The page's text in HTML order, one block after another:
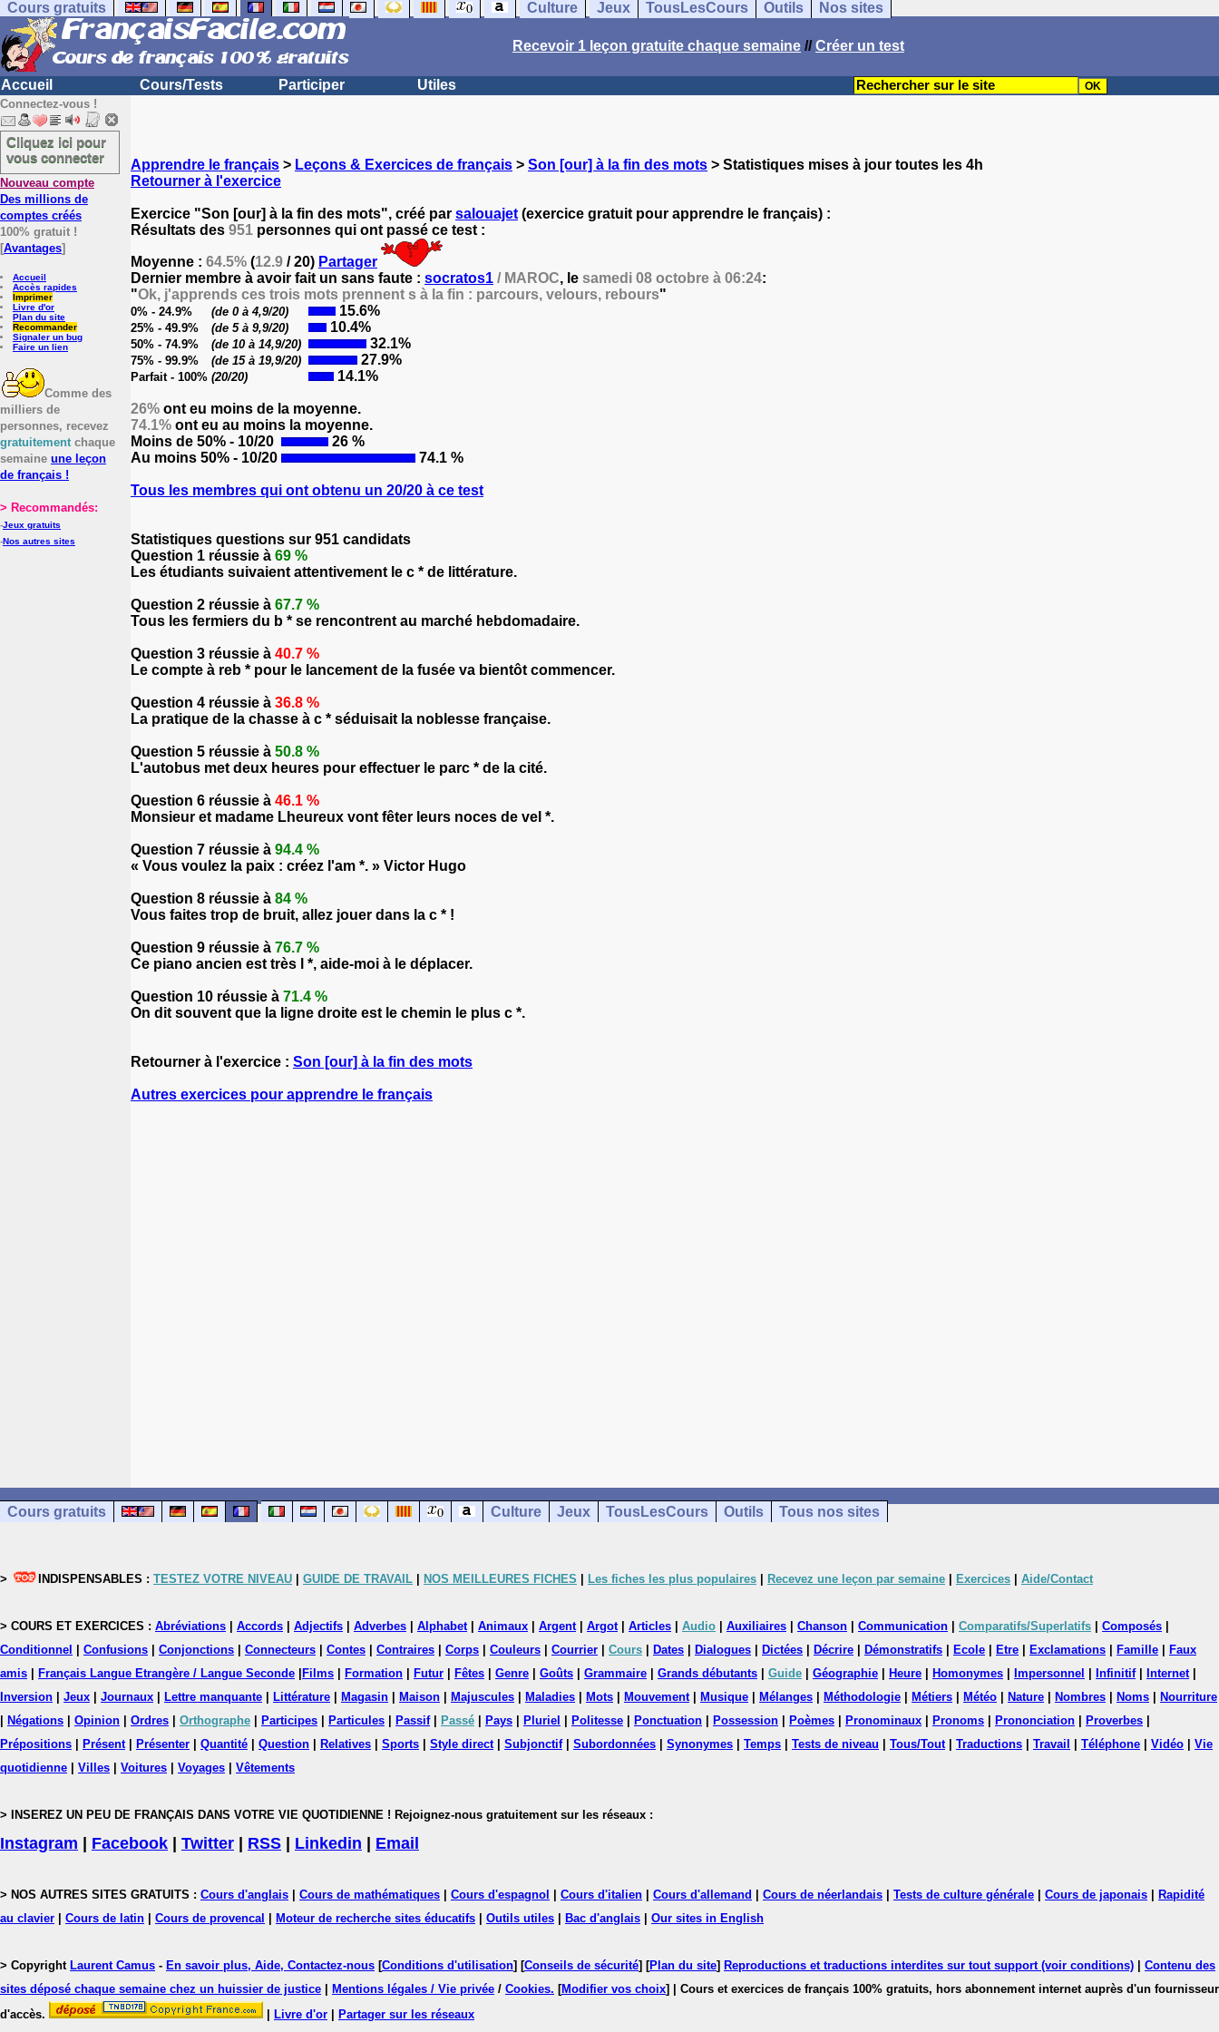
Cours gratuits Culture Jeux TousLesCours Outils Nos sites
Recevoir 1 leçon gratuite chaque semaine //Créer un test
Accueil Cours/Tests Participer Utiles
Connectez-vous !
Cliquez ici pour
vous connecter
Nouveau compte
Des millions de
comptes créés
100% gratuit !
[Avantages]
Accueil
Accès rapides
Imprimer
Livre d'or
Plan du site
Recommander
Signaler un bug
Faire un lien
Comme des
milliers de
personnes, recevez
gratuitementchaque
semaine une leçon
de français !
> Recommandés:
-Jeux gratuits
-Nos autres sites
Apprendre le français > Leçons & Exercices de français > Son [our] à la fin des mots > Statistiques mises à jour toutes les 4h
Retourner à l'exercice
Exercice "Son [our] à la fin des mots", créé par salouajet (exercice gratuit pour apprendre le français) :
Résultats des 951 personnes qui ont passé ce test :
Moyenne : 64.5% (12.9 / 20) Partager
Dernier membre à avoir fait un sans faute : socratos1 / MAROC, le samedi 08 octobre à 06:24:
"Ok, j'apprends ces trois mots prennent s à la fin : parcours, velours, rebours"
0% - 24.9% (de 0 à 4,9/20) 15.6%
25% - 49.9% (de 5 à 9,9/20) 10.4%
50% - 74.9% (de 10 à 14,9/20) 32.1%
75% - 99.9% (de 15 à 19,9/20) 27.9%
Parfait - 100% (20/20) 14.1%
26% ont eu moins de la moyenne.
74.1% ont eu au moins la moyenne.
Moins de 50% - 10/20
26 %
Au moins 50% - 10/20
74.1 %
Tous les membres qui ont obtenu un 20/20 à ce test
Statistiques questions sur 951 candidats
Question 1 réussie à 69 %
Les étudiants suivaient attentivement le c * de littérature.
Question 2 réussie à 67.7 %
Tous les fermiers du b * se rencontrent au marché hebdomadaire.
Question 3 réussie à 40.7 %
Le compte à reb * pour le lancement de la fusée va bientôt commencer.
Question 4 réussie à 36.8 %
La pratique de la chasse à c * séduisait la noblesse française.
Question 5 réussie à 50.8 %
L'autobus met deux heures pour effectuer le parc * de la cité.
Question 6 réussie à 46.1 %
Monsieur et madame Lheureux vont fêter leurs noces de vel *.
Question 7 réussie à 94.4 %
« Vous voulez la paix : créez l'am *. » Victor Hugo
Question 8 réussie à 84 %
Vous faites trop de bruit, allez jouer dans la c * !
Question 9 réussie à 76.7 %
Ce piano ancien est très l *, aide-moi à le déplacer.
Question 10 réussie à 71.4 %
On dit souvent que la ligne droite est le chemin le plus c *.
Retourner à l'exercice : Son [our] à la fin des mots
Autres exercices pour apprendre le français
Cours gratuits Culture Jeux TousLesCours Outils Tous nos sites
> INDISPENSABLES : TESTEZ VOTRE NIVEAU GUIDE DE TRAVAIL NOS MEILLEURES FICHES Les fiches les plus populaires Recevez une leçon par semaine Exercices Aide/Contact
> COURS ET EXERCICES : Abréviations Accords Adjectifs Adverbes Alphabet| Animaux Argent| Argot| Articles Audio Auxiliaires Chanson Communication Comparatifs/Superlatifs Composés
Conditionnel
Confusions Conjonctions Connecteurs Contes Contraires Corps Couleurs Courrier Cours Dates Dialogues Dictées Décrire Démonstratifs Ecole Etre Exclamations Famille
Faux
amis
Français Langue Etrangère / Langue Seconde Films Formation Futur Fêtes Genre Goûts Grammaire Grands débutants Guide Géographie Heure Homonymes Impersonnel Infinitif| Internet|
Inversion
Jeux Journaux Lettre manquante Littérature Magasin Maison Majuscules Maladies Mots Mouvement| Musique Mélanges Méthodologie Métiers Météo Nature Nombres Noms
Nourriture
Négations Opinion Ordres Orthographe Participes Particules Passif| Passé Pays Pluriel Politesse Ponctuation Possession Poèmes Pronominaux Pronoms Prononciation Proverbes
Prépositions
Présent| Présenter Quantité Question Relatives Sports Style direct| Subjonctif| Subordonnées Synonymes Temps Tests de niveau Tous/Tout| Traductions Travail Téléphone Vidéo
Vie
quotidienne
Villes Voitures Voyages Vêtements
> INSEREZ UN PEU DE FRANÇAIS DANS VOTRE VIE QUOTIDIENNE ! Rejoignez-nous gratuitement sur les réseaux :
Instagram Facebook Twitter RSS Linkedin Email
> NOS AUTRES SITES GRATUITS : Cours d'anglais Cours de mathématiques Cours d'espagnol Cours d'italien Cours d'allemand Cours de néerlandais Tests de culture générale Cours de japonais
Rapidité
au clavier
Cours de latin Cours de provencal Moteur de recherche sites éducatifs Outils utiles Bac d'anglais Our sites in English
> Copyright Laurent Camus - En savoir plus, Aide, Contactez-nous [Conditions d'utilisation] [Conseils de sécurité] [Plan du site] Reproductions et traductions interdites sur tout support (voir conditions)
Contenu des
sites déposé chaque semaine chez un huissier de justice
Mentions légales / Vie privée / Cookies. [Modifier vos choix]
| Cours et exercices de français 100% gratuits, hors abonnement internet auprès d'un fournisseur
d'accès.
Livre d'or Partager sur les réseaux